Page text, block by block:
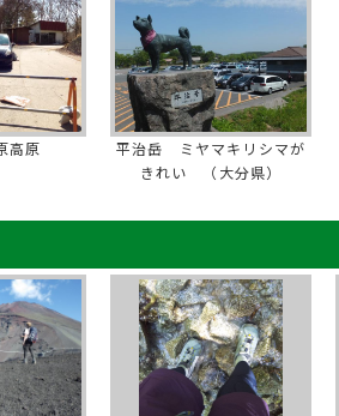
高原
平治岳 ミヤマキリシマが
きれい （大分県）